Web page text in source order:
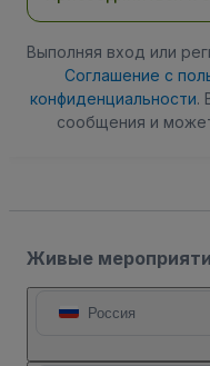
Выполняя вход или
Соглашение с
конфиденциальности.
сообщения и
Живые
Россия